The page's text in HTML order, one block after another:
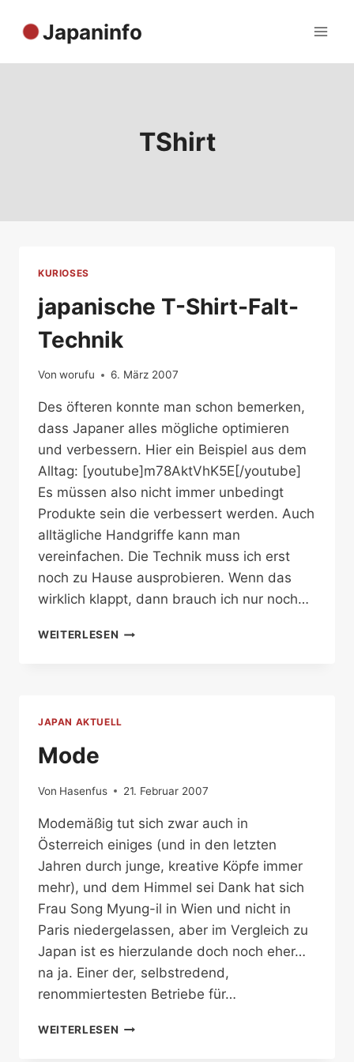
Inhalt
Japaninfo
TShirt
KURIOSES
japanische T-Shirt-Falt-
Technik
Von worufu 6. März 2007
Des öfteren konnte man schon bemerken,
dass Japaner alles mögliche optimieren
und verbessern. Hier ein Beispiel aus dem
Alltag: [youtube]m78AktVhK5E[/youtube]
Es müssen also nicht immer unbedingt
Produkte sein die verbessert werden. Auch
alltägliche Handgriffe kann man
vereinfachen. Die Technik muss ich erst
noch zu Hause ausprobieren. Wenn das
wirklich klappt, dann brauch ich nur noch…
WEITERLESEN JAPANISCHE
JAPAN AKTUELL
Mode
Von Hasenfus 21. Februar 2007
Modemäßig tut sich zwar auch in
Österreich einiges (und in den letzten
Jahren durch junge, kreative Köpfe immer
mehr), und dem Himmel sei Dank hat sich
Frau Song Myung-il in Wien und nicht in
Paris niedergelassen, aber im Vergleich zu
Japan ist es hierzulande doch noch eher…
na ja. Einer der, selbstredend,
renommiertesten Betriebe für…
WEITERLESEN MODE